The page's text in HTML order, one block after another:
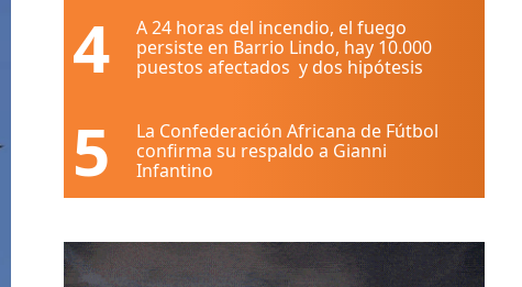
4
A 24 horas del incendio, el fuego
persiste en Barrio Lindo, hay 10.000
puestos afectados y dos hipótesis
5
La Confederación Africana de Fútbol
confirma su respaldo a Gianni
Infantino